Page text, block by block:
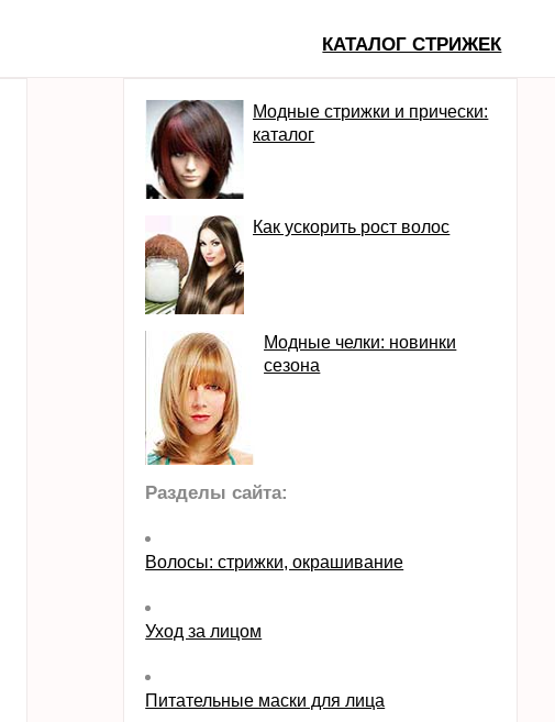
КАТАЛОГ СТРИЖЕК
Модные стрижки и прически:
каталог
Как ускорить рост волос
Модные челки: новинки
сезона
Разделы сайта:
Волосы: стрижки, окрашивание
Уход за лицом
Питательные маски для лица